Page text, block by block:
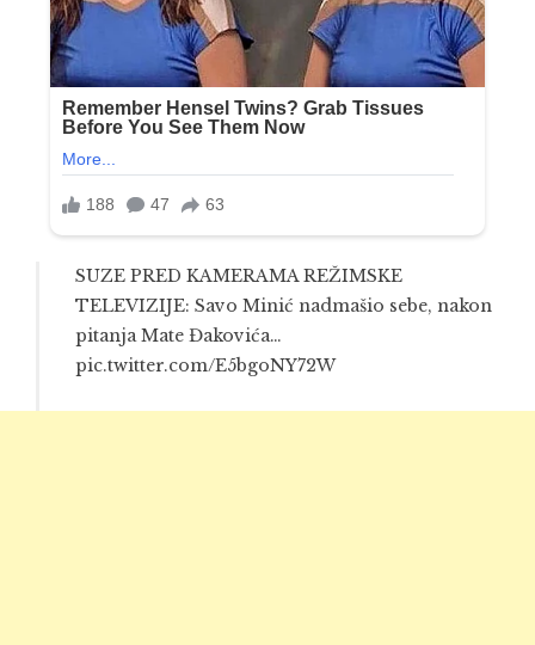
SUZE PRED KAMERAMA REŽIMSKE
TELEVIZIJE: Savo Minić nadmašio sebe, nakon
pitanja Mate Đakovića…
pic.twitter.com/E5bgoNY72W